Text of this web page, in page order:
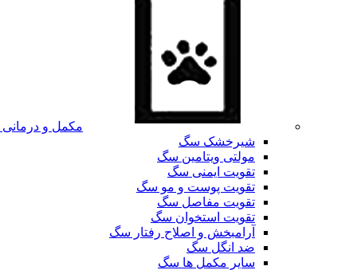
مکمل و
شیرخشک سگ
مولتی ویتامین سگ
تقویت ایمنی سگ
تقویت پوست و مو سگ
تقویت مفاصل سگ
تقویت استخوان سگ
آرامبخش و اصلاح رفتار سگ
ضد انگل سگ
سایر مکمل ها سگ